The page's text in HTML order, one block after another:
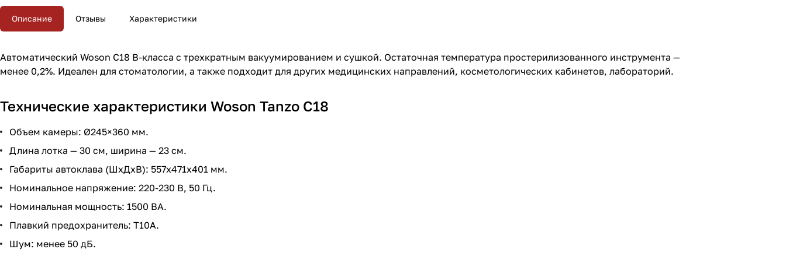
Описание Отзывы Характеристики
Автоматический Woson C18 B-класса с трехкратным вакуумированием и сушкой. Остаточная температура простерилизованного инструмента —
менее 0,2%. Идеален для стоматологии, а также подходит для других медицинских направлений, косметологических кабинетов, лабораторий.
Технические характеристики Woson Tanzo C18
Объем камеры: Ø245×360 мм.
Длина лотка — 30 см, ширина — 23 см.
Габариты автоклава (ШхДхВ): 557х471х401 мм.
Номинальное напряжение: 220-230 В, 50 Гц.
Номинальная мощность: 1500 ВА.
Плавкий предохранитель: Т10А.
Шум: менее 50 дБ.